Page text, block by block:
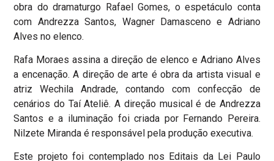
obra do dramaturgo Rafael Gomes, o espetáculo conta
com Andrezza Santos, Wagner Damasceno e Adriano
Alves no elenco.
Rafa Moraes assina a direção de elenco e Adriano Alves
a encenação. A direção de arte é obra da artista visual e
atriz Wechila Andrade, contando com confecção de
cenários do Taí Ateliê. A direção musical é de Andrezza
Santos e a iluminação foi criada por Fernando Pereira.
Nilzete Miranda é responsável pela produção executiva.
Este projeto foi contemplado nos Editais da Lei Paulo